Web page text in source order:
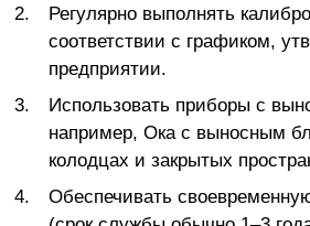
Регулярно выполнять
соответствии с графиком,
предприятии.
Использовать приборы с
например, Ока с выносным
колодцах и закрытых
Обеспечивать